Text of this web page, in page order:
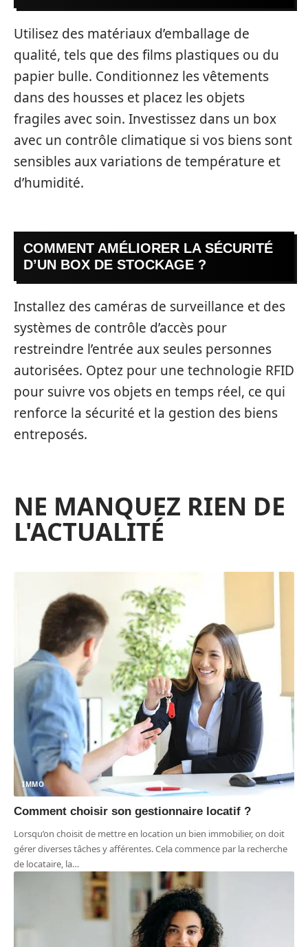
Utilisez des matériaux d’emballage de
qualité, tels que des films plastiques ou du
papier bulle. Conditionnez les vêtements
dans des housses et placez les objets
fragiles avec soin. Investissez dans un box
avec un contrôle climatique si vos biens sont
sensibles aux variations de température et
d’humidité.
COMMENT AMÉLIORER LA SÉCURITÉ
D’UN BOX DE STOCKAGE ?
Installez des caméras de surveillance et des
systèmes de contrôle d’accès pour
restreindre l’entrée aux seules personnes
autorisées. Optez pour une technologie RFID
pour suivre vos objets en temps réel, ce qui
renforce la sécurité et la gestion des biens
entreposés.
NE MANQUEZ RIEN DE
L'ACTUALITÉ
IMMO
Comment choisir son gestionnaire locatif ?
Lorsqu’on choisit de mettre en location un bien immobilier, on doit
gérer diverses tâches y afférentes. Cela commence par la recherche
de locataire, la…